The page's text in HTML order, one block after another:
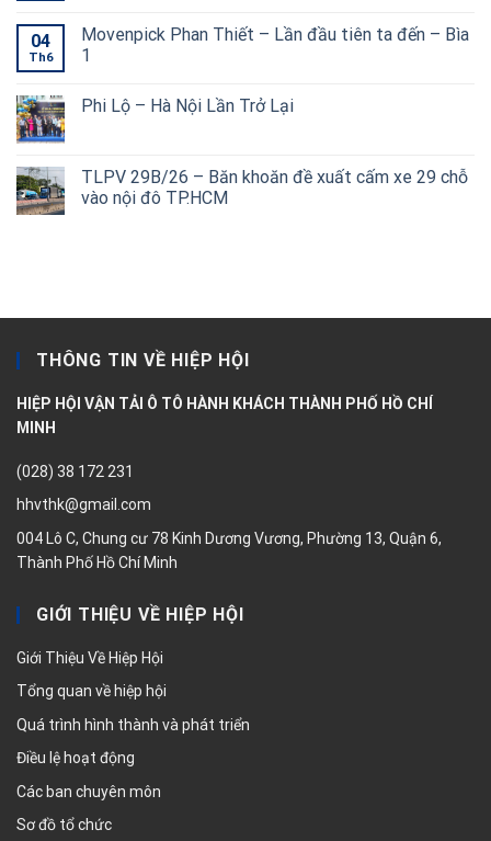
04
Th6
Movenpick Phan Thiết – Lần đầu tiên ta đến – Bìa
1
Phi Lộ – Hà Nội Lần Trở Lại
TLPV 29B/26 – Băn khoăn đề xuất cấm xe 29 chỗ
vào nội đô TP.HCM
THÔNG TIN VỀ HIỆP HỘI
HIỆP HỘI VẬN TẢI Ô TÔ HÀNH KHÁCH THÀNH PHỐ HỒ CHÍ
MINH
(028) 38 172 231
hhvthk@gmail.com
004 Lô C, Chung cư 78 Kinh Dương Vương, Phường 13, Quận 6,
Thành Phố Hồ Chí Minh
GIỚI THIỆU VỀ HIỆP HỘI
Giới Thiệu Về Hiệp Hội
Tổng quan về hiệp hội
Quá trình hình thành và phát triển
Điều lệ hoạt động
Các ban chuyên môn
Sơ đồ tổ chức